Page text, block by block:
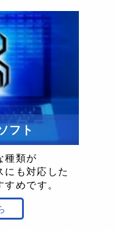
フト
種類が
にも対応した
すめです。